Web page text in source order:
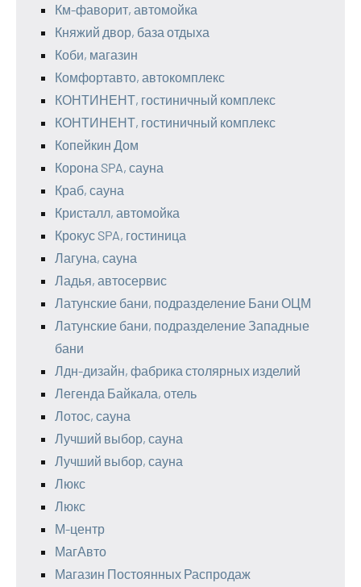
Км-фаворит, автомойка
Княжий двор, база отдыха
Коби, магазин
Комфортавто, автокомплекс
КОНТИНЕНТ, гостиничный комплекс
КОНТИНЕНТ, гостиничный комплекс
Копейкин Дом
Корона SPA, сауна
Краб, сауна
Кристалл, автомойка
Крокус SPA, гостиница
Лагуна, сауна
Ладья, автосервис
Латунские бани, подразделение Бани ОЦМ
Латунские бани, подразделение Западные
бани
Лдн-дизайн, фабрика столярных изделий
Легенда Байкала, отель
Лотос, сауна
Лучший выбор, сауна
Лучший выбор, сауна
Люкс
Люкс
М-центр
МагАвто
Магазин Постоянных Распродаж